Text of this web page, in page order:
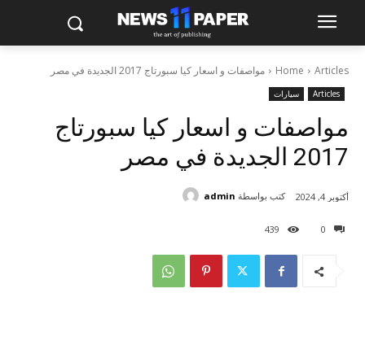
Home Articles مواصفات و اسعار كيا سبورتاج 2017 الجديدة في مصر
Articles سيارات
مواصفات و اسعار كيا سبورتاج
2017 الجديدة في مصر
0
439
أكتوبر 4, 2024 كتب بواسطة admin